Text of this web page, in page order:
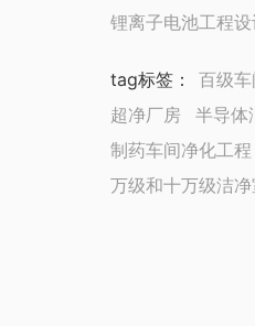
锂离子电池工程
tag标签 ： 百级
超净厂房
半导体
制药车间净化工程
万级和十万级洁